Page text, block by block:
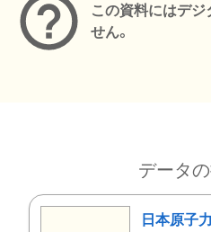
この資料にはデジ
せん。
データ
日本原子